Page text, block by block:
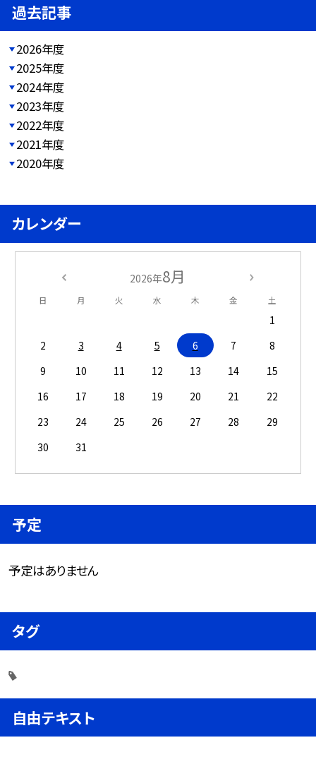
過去記事
2026年度
2025年度
2024年度
2023年度
2022年度
2021年度
2020年度
カレンダー
2026年8月
日 月 火 水 木 金 土
1
2
3 4 5 6 7
8
9
10 11 12 13 14
15
16
17 18 19 20 21
22
23
24 25 26 27 28
29
30
31
予定
予定はありません
タグ
自由テキスト